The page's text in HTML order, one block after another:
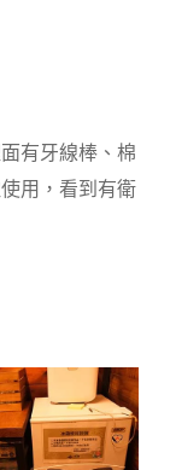
有牙線棒、棉
用，看到有衛